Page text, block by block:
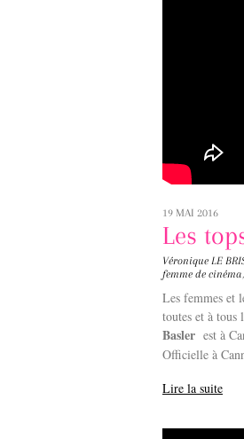
19 MAI 2016
Les
Véronique LE
femme de cinéma,
Les femmes et
toutes et à tous
Basler est à
Officielle à
Lire la suite